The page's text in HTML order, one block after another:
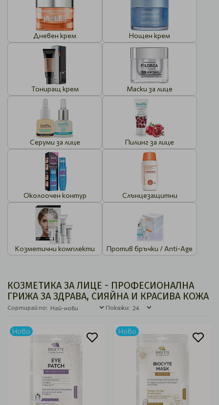
Дневен крем Нощен крем
Тониращ крем Маски за лице
Серуми за лице Пилинг за лице
Околоочен контур Слънцезащитни
Козметични комплекти Против бръчки / Anti-Age
КОЗМЕТИКА ЗА ЛИЦЕ - ПРОФЕСИОНАЛНА
ГРИЖА ЗА ЗДРАВА, СИЯЙНА И КРАСИВА КОЖА
Сортирай по: Покажи:
Ново Ново